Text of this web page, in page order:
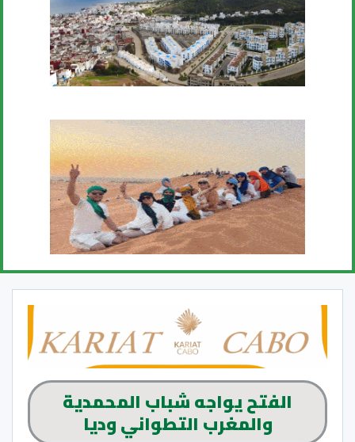
الفتح يواجه شباب المحمدية
والمغرب التطواني وديا